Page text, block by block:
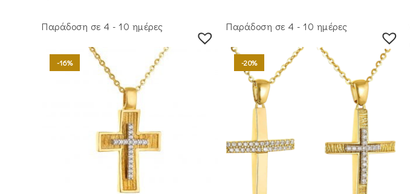
Παράδοση σε 4 - 10 ημέρες
-16%
Παράδοση σε 4 - 10 ημέρες
-20%